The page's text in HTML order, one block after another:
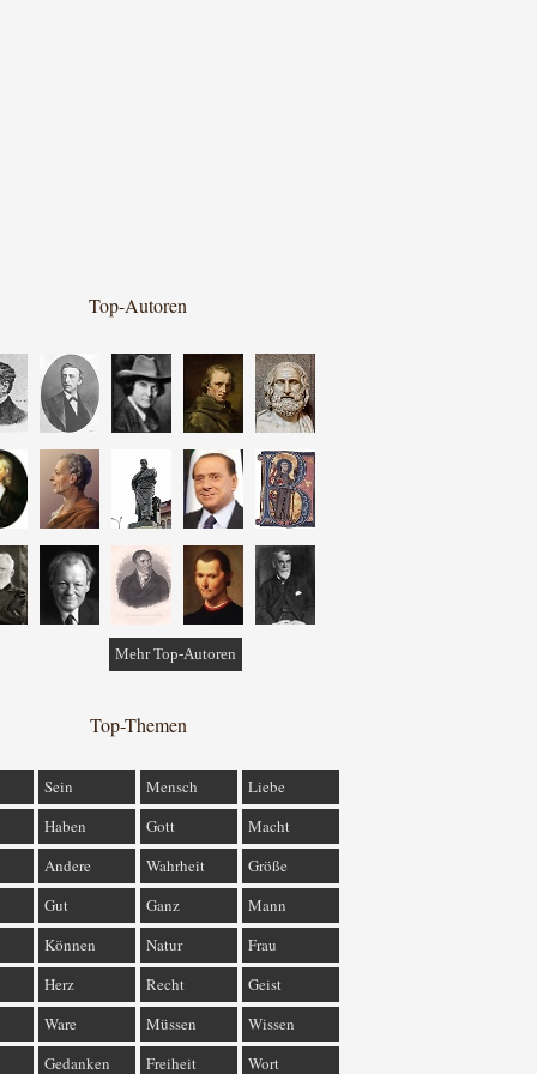
Top-Autoren
Mehr Top-Autoren
Top-Themen
Sein Mensch
Liebe
Haben Gott
Macht
Andere Wahrheit
Größe
Gut Ganz
Mann
Können Natur
Frau
Herz Recht
Geist
Ware Müssen
Wissen
Gedanken Freiheit Wort